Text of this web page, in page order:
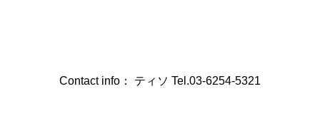
Contact info： ティソ Tel.03-6254-5321